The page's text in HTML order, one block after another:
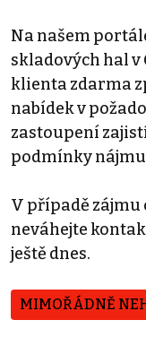
Na našem
skladových hal v
klienta zdarma
nabídek v
zastoupení
podmínky
V případě zájmu
neváhejte
ještě dnes.
MIMOŘÁDNĚ